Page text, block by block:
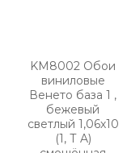
KM8002 Обои
виниловые
Венето база 1 ,
бежевый
светлый 1,06х10
(1, Т A)